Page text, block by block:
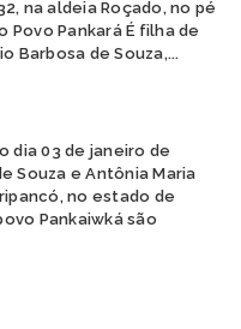
na aldeia Roçado, no pé
Povo Pankará É filha de
Barbosa de Souza,...
dia 03 de janeiro de
Souza e Antônia Maria
no estado de
Pankaiwká são